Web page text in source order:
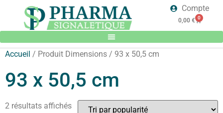
Compte
0,00 € 0
Accueil / Produit Dimensions / 93 x 50,5 cm
93 x 50,5 cm
2 résultats affichés